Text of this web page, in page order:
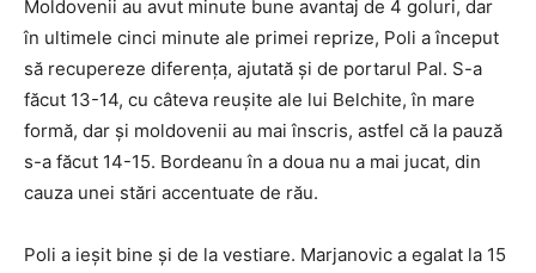
Moldovenii au avut minute bune avantaj de 4 goluri, dar
în ultimele cinci minute ale primei reprize, Poli a început
să recupereze diferența, ajutată și de portarul Pal. S-a
făcut 13-14, cu câteva reușite ale lui Belchite, în mare
formă, dar și moldovenii au mai înscris, astfel că la pauză
s-a făcut 14-15. Bordeanu în a doua nu a mai jucat, din
cauza unei stări accentuate de rău.
Poli a ieșit bine și de la vestiare. Marjanovic a egalat la 15